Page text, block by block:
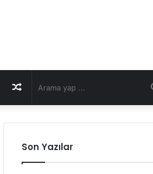
Rastgele
Makale
Son Yazılar